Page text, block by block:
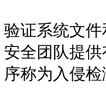
验证系统文
安全团队提
序称为入侵